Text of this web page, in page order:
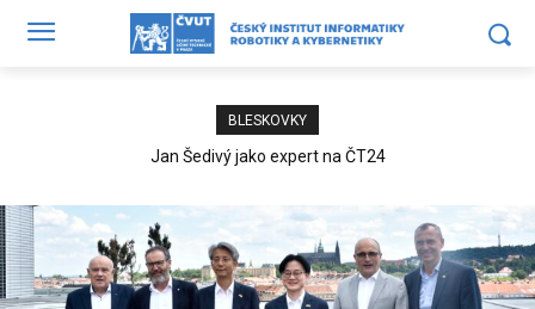
BLESKOVKY
Jan Šedivý jako expert na ČT24